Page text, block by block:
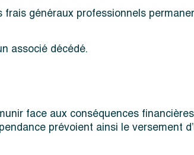
généraux professionnels
associé décédé.
face aux conséquences
prévoient ainsi le versement